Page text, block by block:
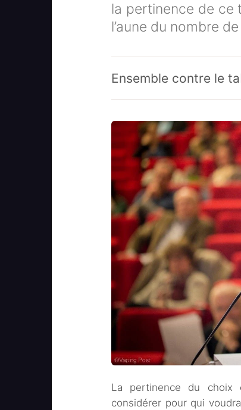
la pertinence de ce
l’aune du nombre
Ensemble contre le
La pertinence du choix
considérer pour qui